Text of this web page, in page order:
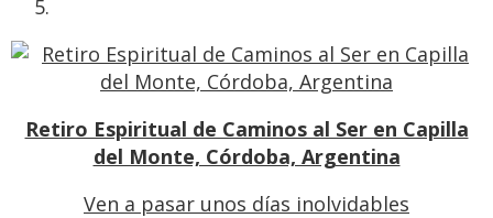
Retiro Espiritual de Caminos al Ser en Capilla
del Monte, Córdoba, Argentina
Ven a pasar unos días inolvidables